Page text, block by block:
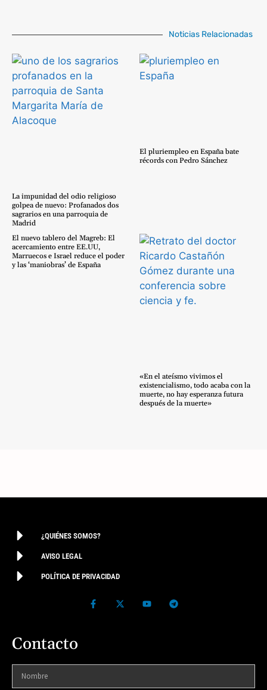
Noticias Relacionadas
La impunidad del odio religioso
golpea de nuevo: Profanados dos
sagrarios en una parroquia de
Madrid
El pluriempleo en España bate
récords con Pedro Sánchez
El nuevo tablero del Magreb: El
acercamiento entre EE.UU,
Marruecos e Israel reduce el poder
y las ‘maniobras’ de España
«En el ateísmo vivimos el
existencialismo, todo acaba con la
muerte, no hay esperanza futura
después de la muerte»
¿QUIÉNES SOMOS?
AVISO LEGAL
POLÍTICA DE PRIVACIDAD
Contacto